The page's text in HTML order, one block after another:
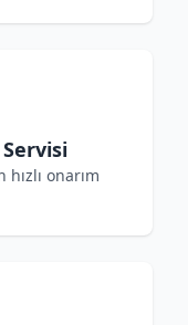
onarım